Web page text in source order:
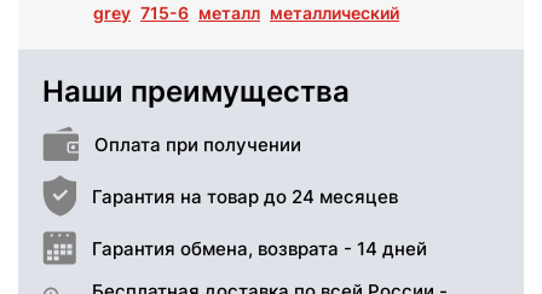
grey 715-6 металл металлический
Наши преимущества
Оплата при получении
Гарантия на товар до 24 месяцев
Гарантия обмена, возврата - 14 дней